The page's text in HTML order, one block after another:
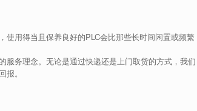
用得当且保养良好的PLC会比那些长时间闲置或频繁
务理念。无论是通过快递还是上门取货的方式，我们
。